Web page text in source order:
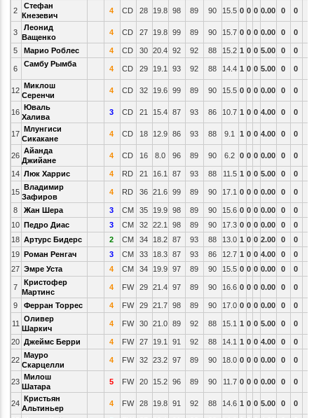
2
Стефан
Кнезевич
4 CD 28 19.8 98 89 90 15.5 0 0 0 0.00 0 0
3
Леонид
Ващенко
4 CD 27 19.8 99 89 90 15.7 0 0 0 0.00 0 0
5 Марио Роблес 4 CD 30 20.4 92 92 88 15.2 1 0 0 5.00 0 0
6
Самбу Рымба
4 CD 29 19.1 93 92 88 14.4 1 0 0 5.00 0 0
12
Миклош
Серенчи
4 CD 32 19.6 99 89 90 15.5 0 0 0 0.00 0 0
16
Юваль
Халива
3 CD 21 15.4 87 93 86 10.7 1 0 0 4.00 0 0
17
Млунгиси
Сикакане
4 CD 18 12.9 86 93 88 9.1 1 0 0 4.00 0 0
26
Айанда
Джийане
4 CD 16 8.0 96 89 90 6.2 0 0 0 0.00 0 0
14 Люк Харрис 4 RD 21 16.1 87 93 88 11.5 1 0 0 5.00 0 0
15
Владимир
Зафиров
4 RD 36 21.6 99 89 90 17.1 0 0 0 0.00 0 0
8 Жан Шера 3 CM 35 19.9 98 89 90 15.6 0 0 0 0.00 0
0
10 Педро Диас 3 CM 32 22.1 98 89 90 17.3 0 0 0 0.00 0
0
18 Артурс Бидерс 2 CM 34 18.2 87 93 88 13.0 1 0 0 2.00 0
0
19 Роман Ренгач 3 CM 33 18.3 87 93 86 12.7 1 0 0 4.00 0
0
27 Эмре Уста 4 CM 34 19.9 97 89 90 15.5 0 0 0 0.00 0 0
7
Кристофер
Мартинс
4 FW 29 21.4 97 89 90 16.6 0 0 0 0.00 0 0
9 Ферран Торрес 4 FW 29 21.7 98 89 90 17.0 0 0 0 0.00 0 0
11
Оливер
Шаркич
4 FW 30 21.0 89 92 88 15.1 1 0 0 5.00 0 0
20 Джеймс Берри 4 FW 27 19.1 91 92 88 14.1 1 0 0 4.00 0 0
22
Мауро
Скарцелли
4 FW 32 23.2 97 89 90 18.0 0 0 0 0.00 0 0
23
Милош
Шатара
5 FW 20 15.2 96 89 90 11.7 0 0 0 0.00 0 0
24
Кристьян
Альтиньер
4 FW 28 19.8 91 92 88 14.6 1 0 0 5.00 0 0